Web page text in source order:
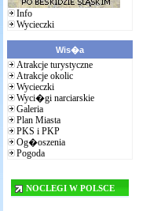
Info
Wycieczki
Wis�a
Atrakcje turystyczne
Atrakcje okolic
Wycieczki
Wyci�gi narciarskie
Galeria
Plan Miasta
PKS i PKP
Og�oszenia
Pogoda
NOCLEGI W POLSCE